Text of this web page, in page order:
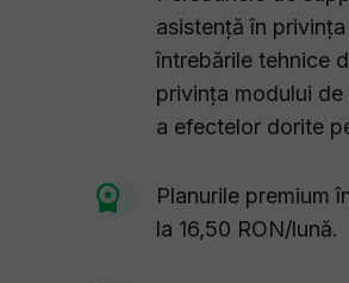
asistență în privința
întrebările tehnice
privința modului de
a efectelor dorite
Planurile premium
la 16,50 RON/lună.